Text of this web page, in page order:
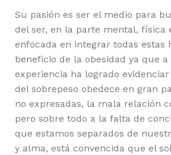
Su pasión es ser el medio para
del ser, en la parte mental, física
enfocada en integrar todas estas
beneficio de la obesidad ya que a
experiencia ha logrado
del sobrepeso obedece en gran
no expresadas, la mala relación
pero sobre todo a la falta de
que estamos separados de
y alma, está convencida que el